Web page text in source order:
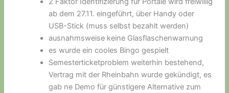
ab dem 27.11. eingeführt, über Handy oder
USB-Stick (muss selbst bezahlt werden)
ausnahmsweise keine Glasflaschenwarnung
es wurde ein cooles Bingo gespielt
Semesterticketproblem weiterhin bestehend,
Vertrag mit der Rheinbahn wurde gekündigt, es
gab ne Demo für günstigere Alternative zum